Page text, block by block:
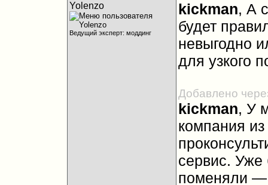
Yolenzo
Ведущий эксперт: моддинг
kickman, А
будет
невыгодно
для узкого
Добавлено
kickman, У
компания
сервис. Уже
поменяли —